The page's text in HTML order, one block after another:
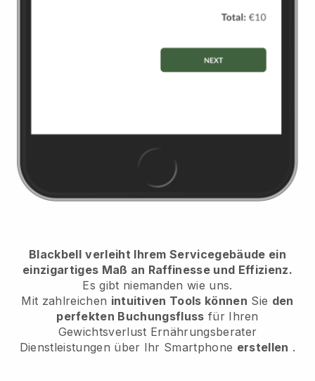
Blackbell verleiht Ihrem Servicegebäude ein
einzigartiges Maß an Raffinesse und Effizienz.
Es gibt niemanden wie uns.
Mit zahlreichen intuitiven Tools können Sie den
perfekten Buchungsfluss für Ihren
Gewichtsverlust Ernährungsberater
Dienstleistungen über Ihr Smartphone erstellen .